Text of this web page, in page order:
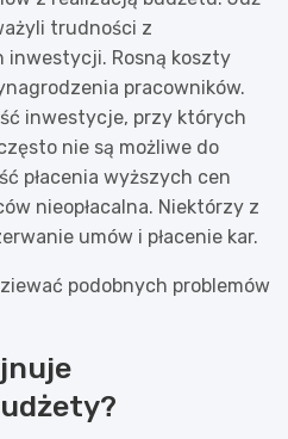
trudności z
inwestycji. Rosną koszty
pracowników.
inwestycje, przy których
nie są możliwe do
płacenia wyższych cen
nieopłacalna. Niektórzy z
umów i płacenie kar.
podobnych problemów